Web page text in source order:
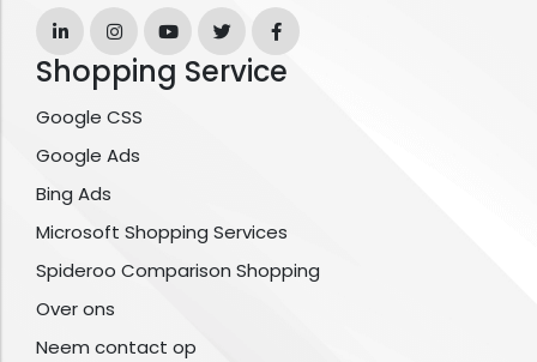
Shopping Service
Google CSS
Google Ads
Bing Ads
Microsoft Shopping Services
Spideroo Comparison Shopping
Over ons
Neem contact op